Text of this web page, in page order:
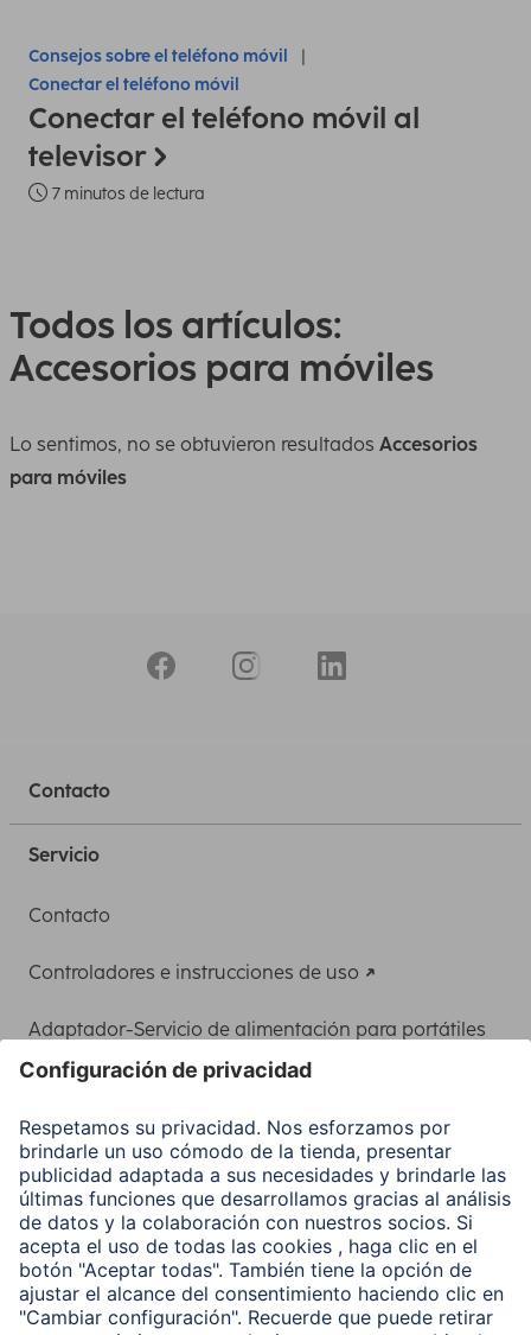
Consejos sobre el teléfono móvil
Conectar el teléfono móvil
Conectar el teléfono móvil al
televisor
7 minutos de lectura
Todos los artículos:
Accesorios para móviles
Lo sentimos, no se obtuvieron resultados Accesorios
para móviles
Contacto
Servicio
Contacto
Controladores e instrucciones de uso
Adaptador-Servicio de alimentación para portátiles
Clientes online
Conviértete en distribuidor
Compañía